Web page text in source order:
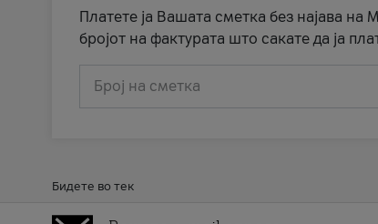
Платете ја Вашата сметка без најава на
бројот на фактурата што сакате да ја
Број на сметка
Бидете во тек